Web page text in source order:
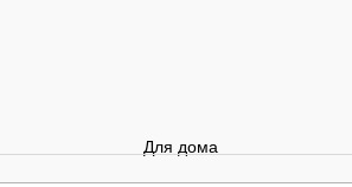
Для дома